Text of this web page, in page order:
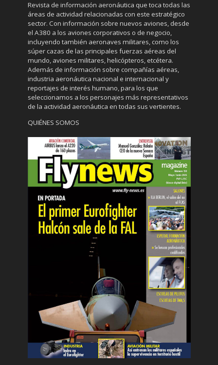
Revista de información aeronáutica que toca todas las
áreas de actividad relacionadas con este estratégico
sector. Con información sobre nuevos aviones, desde
el A380 a los aviones corporativos o de negocio,
incluyendo también aeronaves militares, como los
súper cazas de las principales fuerzas aéreas del
mundo, aviones militares, helicópteros, etcétera.
Además de información sobre compañías aéreas,
industria aeronáutica nacional e internacional y
reportajes de interés humano, para los que
seleccionamos a los personajes más representativos
de la actividad aeronáutica en todas sus vertientes.
QUIÉNES SOMOS